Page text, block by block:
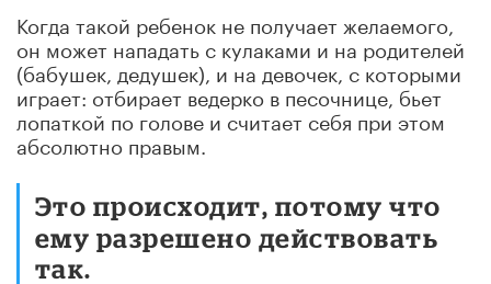
Когда такой ребенок не получает желаемого,
он может нападать с кулаками и на родителей
(бабушек, дедушек), и на девочек, с которыми
играет: отбирает ведерко в песочнице, бьет
лопаткой по голове и считает себя при этом
абсолютно правым.
Это происходит, потому что
ему разрешено действовать
так.